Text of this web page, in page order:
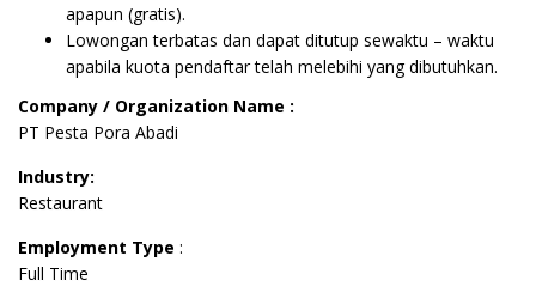
apapun (gratis).
Lowongan terbatas dan dapat ditutup sewaktu – waktu
apabila kuota pendaftar telah melebihi yang dibutuhkan.
Company / Organization Name :
PT Pesta Pora Abadi
Industry:
Restaurant
Employment Type :
Full Time